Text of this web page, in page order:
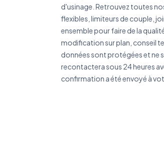
d'usinage. Retrouvez toutes
flexibles, limiteurs de couple,
ensemble pour faire de la
modification sur plan, conseil
données sont protégées et ne
recontactera sous 24 heures
confirmation a été envoyé à